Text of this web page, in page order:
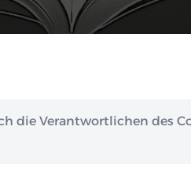
die Verantwortlichen des